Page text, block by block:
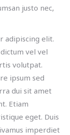
justo nec,
adipiscing elit.
vel vel
volutpat.
ipsum sed
dui sit amet
Etiam
eget. Duis
imperdiet